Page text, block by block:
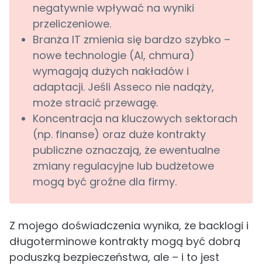
negatywnie wpływać na wyniki
przeliczeniowe.
Branża IT zmienia się bardzo szybko –
nowe technologie (AI, chmura)
wymagają dużych nakładów i
adaptacji. Jeśli Asseco nie nadąży,
może stracić przewagę.
Koncentracja na kluczowych sektorach
(np. finanse) oraz duże kontrakty
publiczne oznaczają, że ewentualne
zmiany regulacyjne lub budżetowe
mogą być groźne dla firmy.
Z mojego doświadczenia wynika, że backlogi i
długoterminowe kontrakty mogą być dobrą
poduszką bezpieczeństwa, ale – i to jest